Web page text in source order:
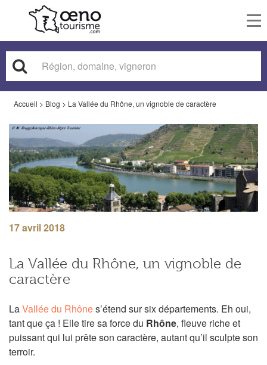
Accueil > Blog > La Vallée du Rhône, un vignoble de caractère
17 avril 2018
La Vallée du Rhône, un vignoble de
caractère
LaVallée du Rhônes’étend sur six départements. Eh oui,
tant que ça ! Elle tire sa force du Rhône, fleuve riche et
puissant qui lui prête son caractère, autant qu’il sculpte son
terroir.